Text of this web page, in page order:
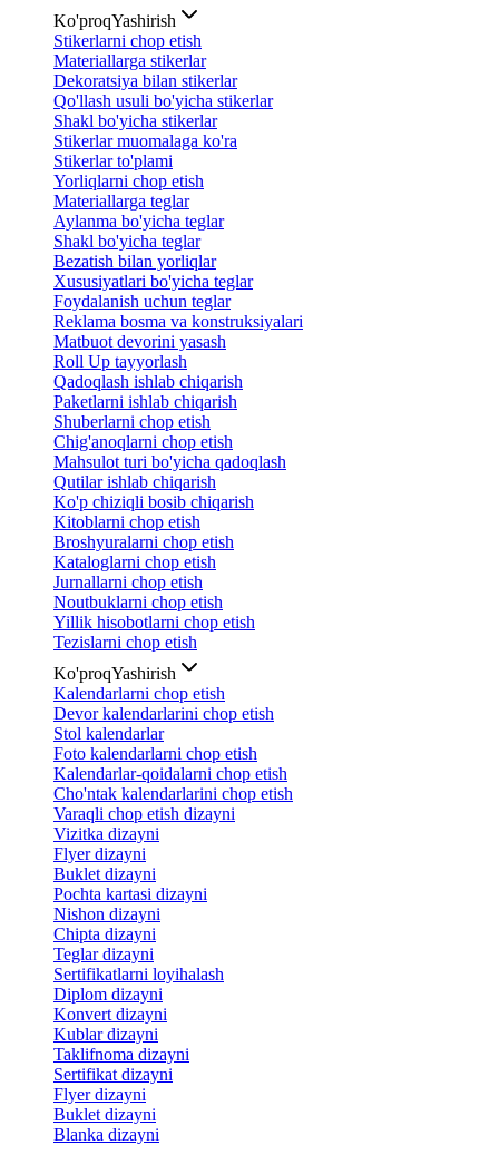
Ko'proqYashirish
Stikerlarni chop etish
Materiallarga stikerlar
Dekoratsiya bilan stikerlar
Qo'llash usuli bo'yicha stikerlar
Shakl bo'yicha stikerlar
Stikerlar muomalaga ko'ra
Stikerlar to'plami
Yorliqlarni chop etish
Materiallarga teglar
Aylanma bo'yicha teglar
Shakl bo'yicha teglar
Bezatish bilan yorliqlar
Xususiyatlari bo'yicha teglar
Foydalanish uchun teglar
Reklama bosma va konstruksiyalari
Matbuot devorini yasash
Roll Up tayyorlash
Qadoqlash ishlab chiqarish
Paketlarni ishlab chiqarish
Shuberlarni chop etish
Chig'anoqlarni chop etish
Mahsulot turi bo'yicha qadoqlash
Qutilar ishlab chiqarish
Ko'p chiziqli bosib chiqarish
Kitoblarni chop etish
Broshyuralarni chop etish
Kataloglarni chop etish
Jurnallarni chop etish
Noutbuklarni chop etish
Yillik hisobotlarni chop etish
Tezislarni chop etish
Ko'proqYashirish
Kalendarlarni chop etish
Devor kalendarlarini chop etish
Stol kalendarlar
Foto kalendarlarni chop etish
Kalendarlar-qoidalarni chop etish
Cho'ntak kalendarlarini chop etish
Varaqli chop etish dizayni
Vizitka dizayni
Flyer dizayni
Buklet dizayni
Pochta kartasi dizayni
Nishon dizayni
Chipta dizayni
Teglar dizayni
Sertifikatlarni loyihalash
Diplom dizayni
Konvert dizayni
Kublar dizayni
Taklifnoma dizayni
Sertifikat dizayni
Flyer dizayni
Buklet dizayni
Blanka dizayni